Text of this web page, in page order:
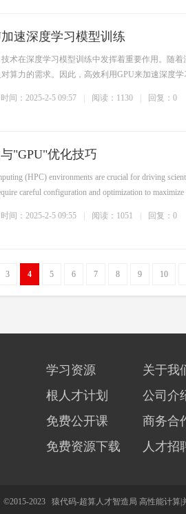
速深度学习模型训练
术在深度学习模型训练中发挥着重要作用。随
算力的需求。因此，高效利用GPU来加速深度
时间：2025-2-5 09:57 阅读：1130 回复：0
"GPU"优化技巧
(HPC) environments are crucial for driving
careful configuration and optimization to maximize
时间：2025-2-5 09:55 阅读：1051 回复：0
3 4 5 6 7 8 9 10
学习资源
根人才计划
免费公开课
免费资源下载
关于我
公司介
商务合
人才招
2023 猿代码-超算人才智造局 高性能计算|